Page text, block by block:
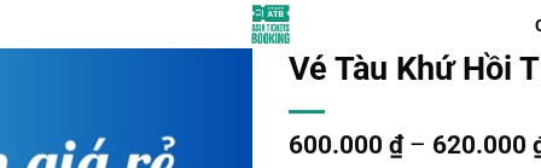
Vé Tàu Khứ Hồi
600.000 ₫– 620.000